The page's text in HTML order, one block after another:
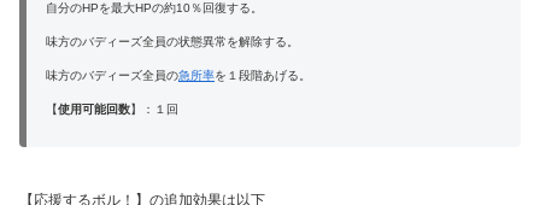
自分のHPを最大HPの約10％回復する。
味方のバディーズ全員の状態異常を解除する。
味方のバディーズ全員の急所率を１段階あげる。
【使用可能回数】：１回
【応援するボル！】の追加効果は以下